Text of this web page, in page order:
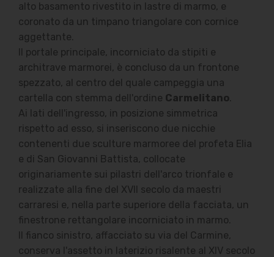
alto basamento rivestito in lastre di marmo, e
coronato da un timpano triangolare con cornice
aggettante.
Il portale principale, incorniciato da stipiti e
architrave marmorei, è concluso da un frontone
spezzato, al centro del quale campeggia una
cartella con stemma dell'ordine Carmelitano.
Ai lati dell'ingresso, in posizione simmetrica
rispetto ad esso, si inseriscono due nicchie
contenenti due sculture marmoree del profeta Elia
e di San Giovanni Battista, collocate
originariamente sui pilastri dell'arco trionfale e
realizzate alla fine del XVII secolo da maestri
carraresi e, nella parte superiore della facciata, un
finestrone rettangolare incorniciato in marmo.
Il fianco sinistro, affacciato su via del Carmine,
conserva l'assetto in laterizio risalente al XIV secolo